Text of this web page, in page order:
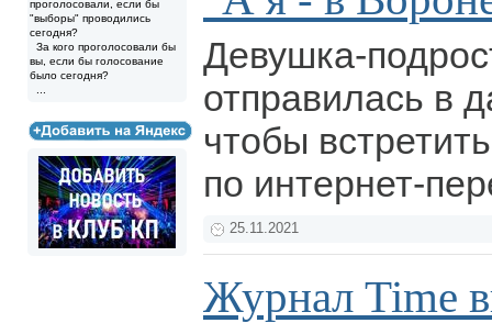
проголосовали, если бы
"выборы" проводились
сегодня?
За кого проголосовали бы
вы, если бы голосование
было сегодня?
Девушка-
отправилась в
чтобы
по интернет-
25.11.2021
Журнал Time